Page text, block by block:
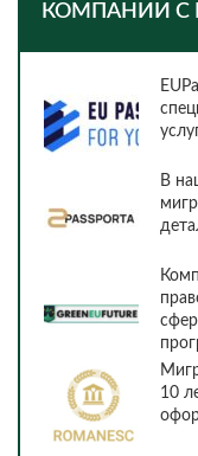
КОМПАНИИ
В
10